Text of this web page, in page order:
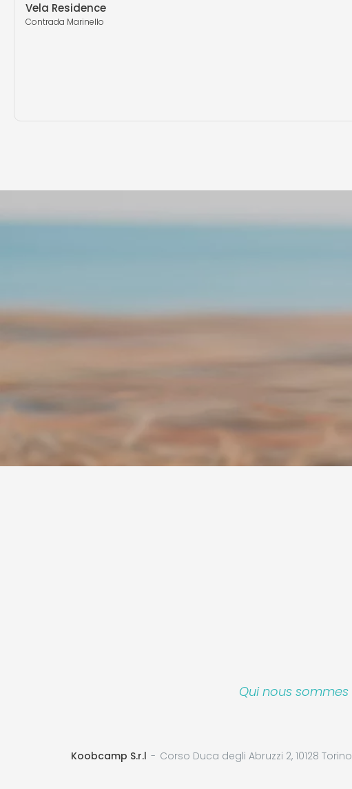
Vela Residence
Contrada Marinello
Qui nous sommes
Koobcamp S.r.l Corso Duca degli Abruzzi 2, 10128 Torino